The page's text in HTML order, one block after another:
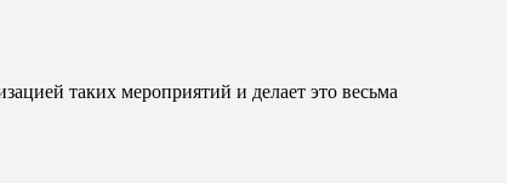
таких мероприятий и делает это весьма